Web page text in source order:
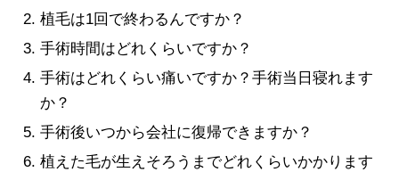
植毛は1回で終わるんですか？
手術時間はどれくらいですか？
手術はどれくらい痛いですか？手術当日寝れます
か？
手術後いつから会社に復帰できますか？
植えた毛が生えそろうまでどれくらいかかります